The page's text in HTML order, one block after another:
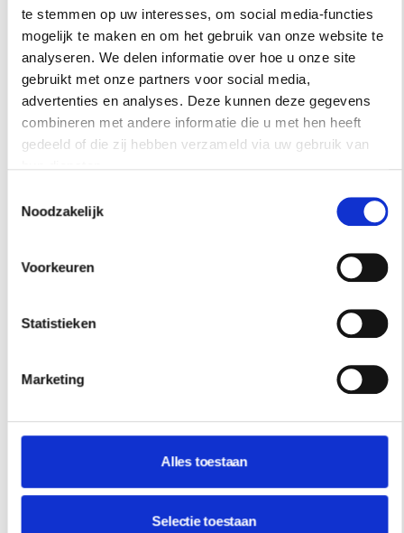
te stemmen op uw interesses, om social media-functies
mogelijk te maken en om het gebruik van onze website te
analyseren. We delen informatie over hoe u onze site
gebruikt met onze partners voor social media,
advertenties en analyses. Deze kunnen deze gegevens
combineren met andere informatie die u met hen heeft
gedeeld of die zij hebben verzameld via uw gebruik van
Noodzakelijk
Voorkeuren
Statistieken
Marketing
Alles toestaan
Selectie toestaan
VAN LAURA GONZALEZ
Een klassieke basis met daarover lagen vol kleur,
ambacht en emotie. De interieurs van Laura Gonzalez